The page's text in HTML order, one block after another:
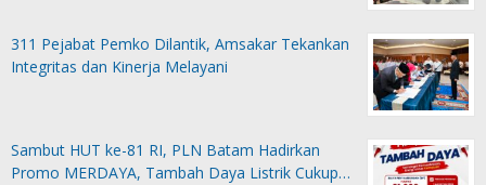
311 Pejabat Pemko Dilantik, Amsakar Tekankan
Integritas dan Kinerja Melayani
Sambut HUT ke-81 RI, PLN Batam Hadirkan
Promo MERDAYA, Tambah Daya Listrik Cukup…